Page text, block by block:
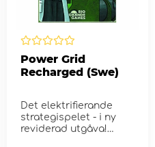
Power Grid
Recharged (Swe)
Det elektrifierande
strategispelet - i ny
reviderad utgåva!